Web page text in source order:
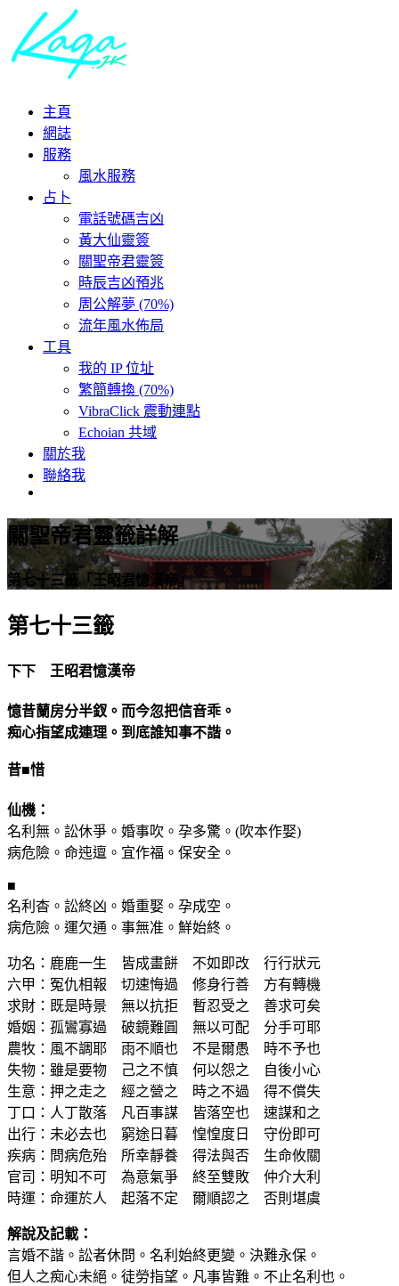
主頁
網誌
服務
風水服務
占卜
電話號碼吉凶
黃大仙靈簽
關聖帝君靈簽
時辰吉凶預兆
周公解夢 (70%)
流年風水佈局
工具
我的 IP 位址
繁簡轉換 (70%)
VibraClick 震動連點
Echoian 共域
關於我
聯絡我
關聖帝君靈籤詳解
第七十三籤「王昭君憶漢帝」
第七十三籤
下下 王昭君憶漢帝
憶昔蘭房分半釵。而今忽把信音乖。
痴心指望成連理。到底誰知事不諧。
昔■惜
仙機：
名利無。訟休爭。婚事吹。孕多驚。(吹本作娶)
病危險。命迍邅。宜作福。保安全。
■
名利杳。訟終凶。婚重娶。孕成空。
病危險。運欠通。事無准。鮮始終。
功名：鹿鹿一生 皆成畫餅 不如即改 行行狀元
六甲：冤仇相報 切速悔過 修身行善 方有轉機
求財：既是時景 無以抗拒 暫忍受之 善求可矣
婚姻：孤鸞寡過 破鏡難圓 無以可配 分手可耶
農牧：風不調耶 雨不順也 不是爾愚 時不予也
失物：雖是要物 己之不慎 何以怨之 自後小心
生意：押之走之 經之營之 時之不過 得不償失
丁口：人丁散落 凡百事謀 皆落空也 速謀和之
出行：未必去也 窮途日暮 惶惶度日 守份即可
疾病：問病危殆 所幸靜養 得法與否 生命攸關
官司：明知不可 為意氣爭 終至雙敗 仲介大利
時運：命運於人 起落不定 爾順認之 否則堪虞
解說及記載：
言婚不諧。訟者休問。名利始終更變。決難永保。
但人之痴心未絕。徒勞指望。凡事皆難。不止名利也。